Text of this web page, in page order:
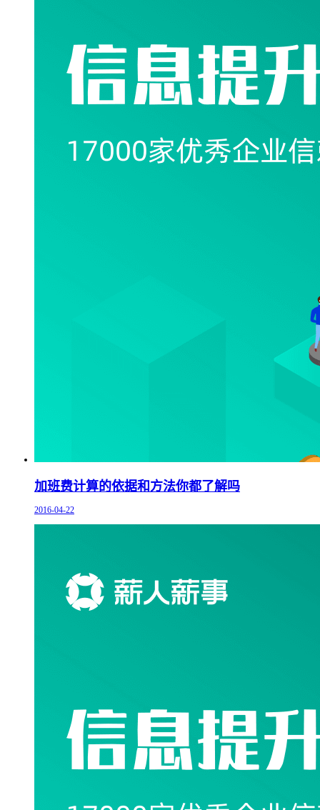
加班费计算的依据和方法你都了解吗
2016-04-22